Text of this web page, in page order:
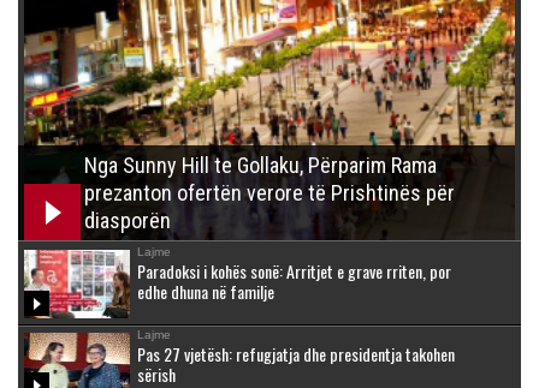
Nga Sunny Hill te Gollaku, Përparim Rama
prezanton ofertën verore të Prishtinës për
diasporën
Lajme
Paradoksi i kohës sonë: Arritjet e grave rriten, por
edhe dhuna në familje
Lajme
Pas 27 vjetësh: refugjatja dhe presidentja takohen
sërish